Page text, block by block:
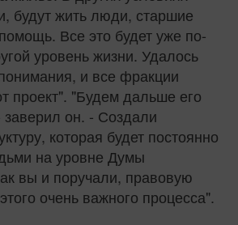
будут жить люди, старшие
Все это будет уже по-
уровень жизни. Удалось
и все фракции
проект". "Будем дальше его
он. - Создали
которая будет постоянно
на уровне Думы
вы и поручали, правовую
очень важного процесса".